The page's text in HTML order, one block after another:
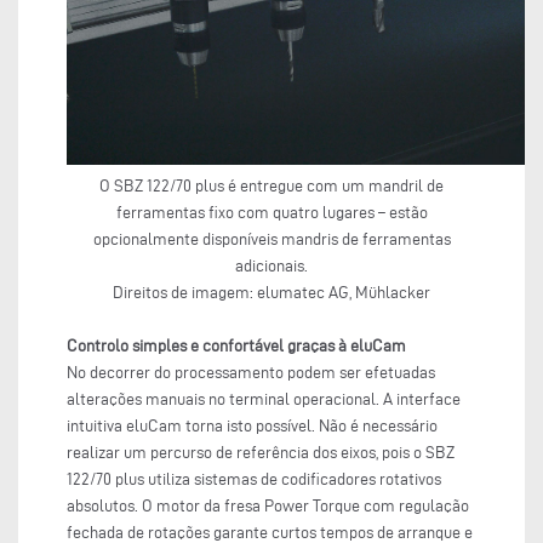
O SBZ 122/70 plus é entregue com um mandril de
ferramentas fixo com quatro lugares – estão
opcionalmente disponíveis mandris de ferramentas
adicionais.
Direitos de imagem: elumatec AG, Mühlacker
Controlo simples e confortável graças à eluCam
No decorrer do processamento podem ser efetuadas
alterações manuais no terminal operacional. A interface
intuitiva eluCam torna isto possível. Não é necessário
realizar um percurso de referência dos eixos, pois o SBZ
122/70 plus utiliza sistemas de codificadores rotativos
absolutos. O motor da fresa Power Torque com regulação
fechada de rotações garante curtos tempos de arranque e